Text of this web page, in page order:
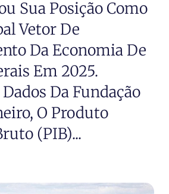
Sua Posição Como
Vetor De
Da Economia De
Em 2025.
Da Fundação
O Produto
(PIB)...